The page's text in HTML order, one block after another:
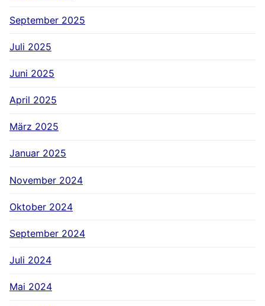
September 2025
Juli 2025
Juni 2025
April 2025
März 2025
Januar 2025
November 2024
Oktober 2024
September 2024
Juli 2024
Mai 2024